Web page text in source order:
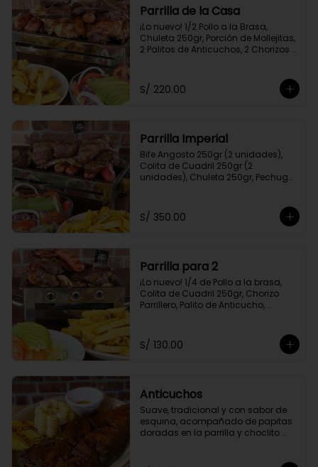
Parrilla de la Casa
¡Lo nuevo! 1/2 Pollo a la Brasa,
Chuleta 250gr, Porción de Mollejitas,
2 Palitos de Anticuchos, 2 Chorizos
de Papas Amarillas Fritas y
Ensalada Parrillera.
S/ 220.00
Parrilla Imperial
Bife Angosto 250gr (2 unidades),
Colita de Cuadril 250gr (2
unidades), Chuleta 250gr, Pechuga
Champiñones, Porción de Papa
Amarilla Frita y Ensalada Parrillera
S/ 350.00
Parrilla para 2
¡Lo nuevo! 1/4 de Pollo a la brasa,
Colita de Cuadril 250gr, Chorizo
Parrillero, Palito de Anticucho,
Parrillera.
S/ 130.00
Anticuchos
Suave, tradicional y con sabor de
esquina, acompañado de papitas
doradas en la parrilla y choclito